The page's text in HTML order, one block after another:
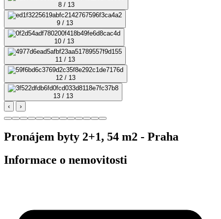
8 / 13
9 / 13
10 / 13
11 / 13
12 / 13
13 / 13
‹
›
Pronájem byty 2+1, 54 m2 - Praha
Informace o nemovitosti